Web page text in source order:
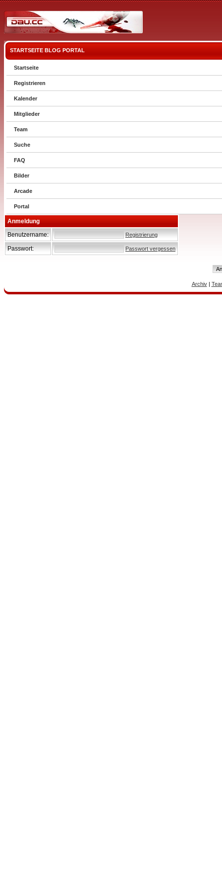
STARTSEITE BLOG PORTAL
Startseite
Registrieren
Kalender
Mitglieder
Team
Suche
FAQ
Bilder
Arcade
Portal
Anmeldung
Benutzername:
Registrierung
Passwort: Passwort vergessen
Archiv|